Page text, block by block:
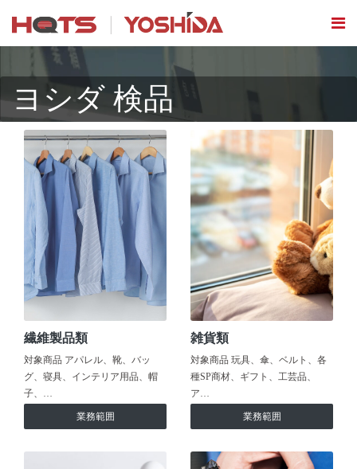
ヨシダ 検品
繊維製品類
対象商品 アパレル、靴、バッ
グ、寝具、インテリア用品、帽
子、…
業務範囲
雑貨類
対象商品 玩具、傘、ベルト、各
種SP商材、ギフト、工芸品、
ア…
業務範囲